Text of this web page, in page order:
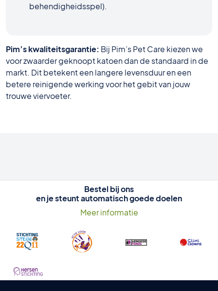
behendigheidsspel).
Pim’s kwaliteitsgarantie: Bij Pim’s Pet Care kiezen we
voor zwaarder geknoopt katoen dan de standaard in de
markt. Dit betekent een langere levensduur en een
betere reinigende werking voor het gebit van jouw
trouwe viervoeter.
Bestel bij ons
en je steunt automatisch goede doelen
Meer informatie